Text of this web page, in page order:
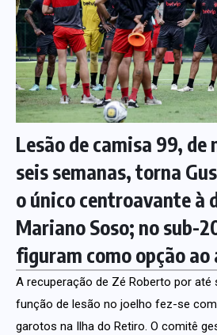
Lesão de camisa 99, de
seis semanas, torna
o único centroavante à
Mariano Soso; no sub-
figuram como opção
A recuperação de Zé Roberto por até
função de lesão no joelho fez-se
garotos na Ilha do Retiro. O comitê